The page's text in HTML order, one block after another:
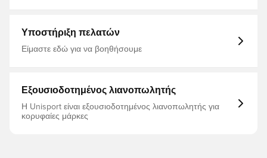
Υποστήριξη πελατών
Είμαστε εδώ για να βοηθήσουμε
Εξουσιοδοτημένος λιανοπωλητής
Η Unisport είναι εξουσιοδοτημένος λιανοπωλητής για
κορυφαίες μάρκες